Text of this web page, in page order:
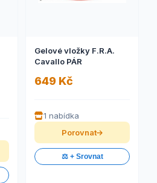
Gelové vložky F.R.A.
Cavallo PÁR
649 Kč
1 nabídka
Porovnat
⚖️ + Srovnat